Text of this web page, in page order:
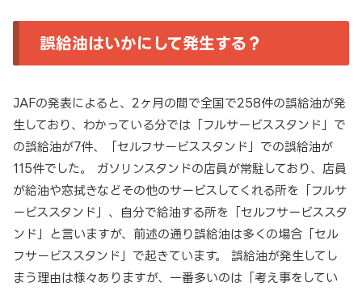
誤給油はいかにして発生する？
JAFの発表によると、2ヶ月の間で全国で258件の誤給油が発
生しており、わかっている分では「フルサービススタンド」で
の誤給油が7件、「セルフサービススタンド」での誤給油が
115件でした。 ガソリンスタンドの店員が常駐しており、店員
が給油や窓拭きなどその他のサービスしてくれる所を「フルサ
ービススタンド」、自分で給油する所を「セルフサービススタ
ンド」と言いますが、前述の通り誤給油は多くの場合「セル
フサービススタンド」で起きています。 誤給油が発生してし
まう理由は様々ありますが、一番多いのは「考え事をしてい